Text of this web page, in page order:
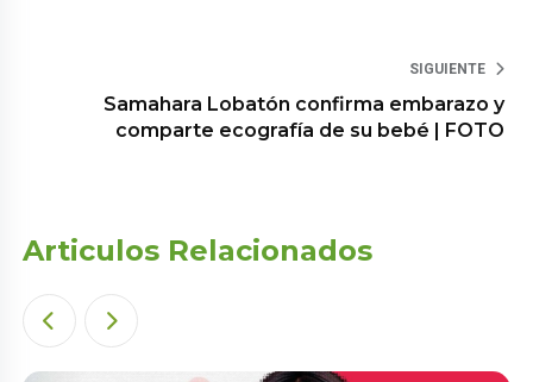
SIGUIENTE
Samahara Lobatón confirma embarazo y
comparte ecografía de su bebé | FOTO
Articulos Relacionados